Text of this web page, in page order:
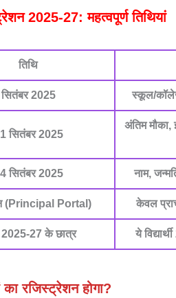
2025-27: महत्वपूर्ण तिथियां
तिथि
सितंबर 2025 स्कूल/
सितंबर 2025
अंतिम
सितंबर 2025 नाम,
(Principal Portal) केवल
27 के छात्र ये
का रजिस्ट्रेशन होगा?